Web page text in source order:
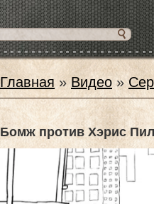
Главная »Видео »
Бомж против Хэрис